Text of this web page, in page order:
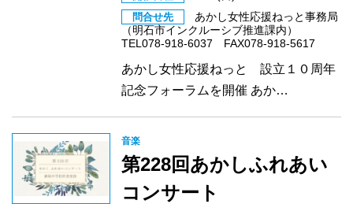
問合せ先
あかし女性応援ねっと事務局
（明石市インクルーシブ推進課内）
TEL078-918-6037 FAX078-918-5617
あかし女性応援ねっと 設立１０周年
記念フォーラムを開催 あか…
音楽
第228回あかしふれあい
コンサート